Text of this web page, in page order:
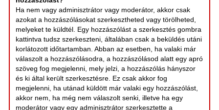
Ha nem vagy adminisztrátor vagy moderátor, akkor csak
azokat a hozzászólásokat szerkesztheted vagy törölheted,
melyeket te küldtél. Egy hozzászólást a szerkesztés gombra
kattintva tudsz szerkeszteni, általában csak a beküldés utáni
korlátozott időtartamban. Abban az esetben, ha valaki már
válaszolt a hozzászólásodra, a hozzászólásod alatt egy apró
szöveg fog megjelenni, mely jelzi, a hozzászólás hányszor
és ki által került szerkesztésre. Ez csak akkor fog
megjelenni, ha utánad küldött már valaki egy hozzászólást,
akkor nem, ha még nem válaszolt senki, illetve ha egy
moderátor vagy egy adminisztrátor szerkesztette a